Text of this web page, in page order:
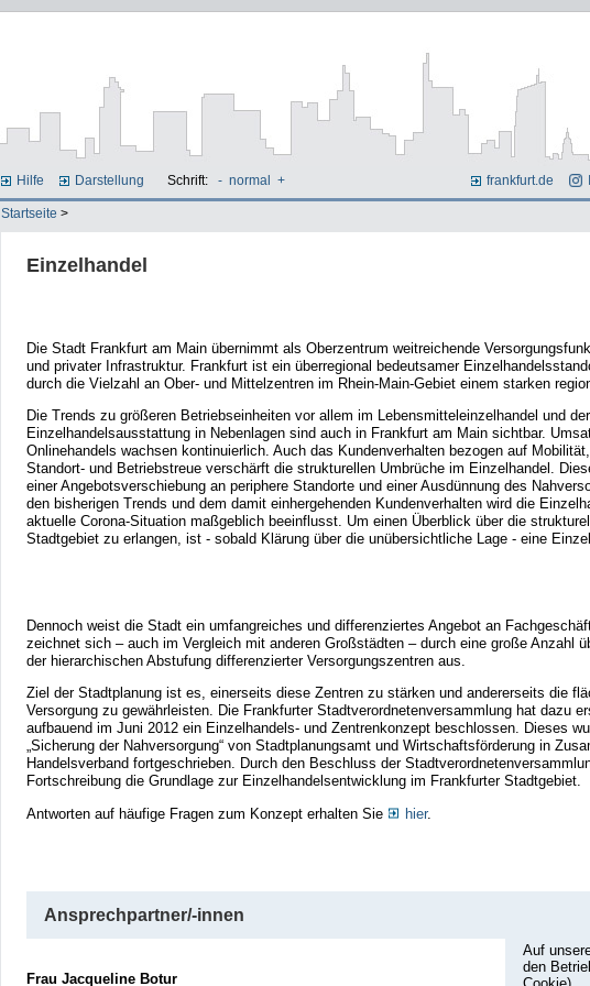
Hilfe Darstellung Schrift: - normal + frankfurt.de
Startseite >
Einzelhandel
Die Stadt Frankfurt am Main übernimmt als Oberzentrum weitreichende
und privater Infrastruktur. Frankfurt ist ein überregional bedeutsamer
durch die Vielzahl an Ober- und Mittelzentren im Rhein-Main-Gebiet einem starken
Die Trends zu größeren Betriebseinheiten vor allem im Lebensmitteleinzelhandel und
Einzelhandelsausstattung in Nebenlagen sind auch in Frankfurt am Main sichtbar.
Onlinehandels wachsen kontinuierlich. Auch das Kundenverhalten bezogen auf
Standort- und Betriebstreue verschärft die strukturellen Umbrüche im Einzelhandel.
einer Angebotsverschiebung an periphere Standorte und einer Ausdünnung des
den bisherigen Trends und dem damit einhergehenden Kundenverhalten wird die
aktuelle Corona-Situation maßgeblich beeinflusst. Um einen Überblick über die
Stadtgebiet zu erlangen, ist - sobald Klärung über die unübersichtliche Lage - eine
Dennoch weist die Stadt ein umfangreiches und differenziertes Angebot an
zeichnet sich – auch im Vergleich mit anderen Großstädten – durch eine große Anzahl
der hierarchischen Abstufung differenzierter Versorgungszentren aus.
Ziel der Stadtplanung ist es, einerseits diese Zentren zu stärken und andererseits die
Versorgung zu gewährleisten. Die Frankfurter Stadtverordnetenversammlung hat dazu
aufbauend im Juni 2012 ein Einzelhandels- und Zentrenkonzept beschlossen. Dieses
„Sicherung der Nahversorgung“ von Stadtplanungsamt und Wirtschaftsförderung in
Handelsverband fortgeschrieben. Durch den Beschluss der
Fortschreibung die Grundlage zur Einzelhandelsentwicklung im Frankfurter Stadtgebiet.
Antworten auf häufige Fragen zum Konzept erhalten Sie
hier.
Ansprechpartner/-innen
Frau Jacqueline Botur
Auf
den